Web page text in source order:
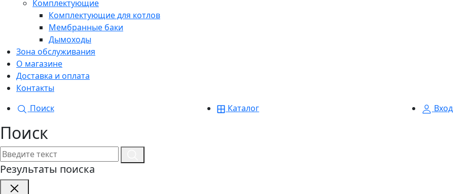
Комплектующие
Комплектующие для котлов
Мембранные баки
Дымоходы
Зона обслуживания
О магазине
Доставка и оплата
Контакты
Поиск
Каталог Вход
Поиск
Результаты поиска